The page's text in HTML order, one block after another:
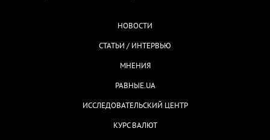
НОВОСТИ
СТАТЬИ / ИНТЕРВЬЮ
МНЕНИЯ
РАВНЫЕ.UA
ИССЛЕДОВАТЕЛЬСКИЙ ЦЕНТР
КУРС ВАЛЮТ